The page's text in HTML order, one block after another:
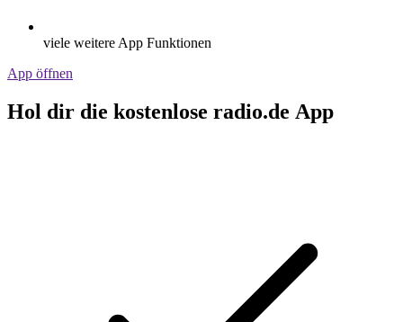
viele weitere App Funktionen
App öffnen
Hol dir die kostenlose radio.de App